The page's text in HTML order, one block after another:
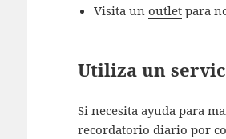
Visita un outletpara
Utiliza un
Si necesita ayuda para
recordatorio diario por